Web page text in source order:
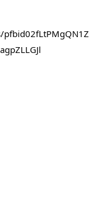
pfbid02fLtPMgQN1Z